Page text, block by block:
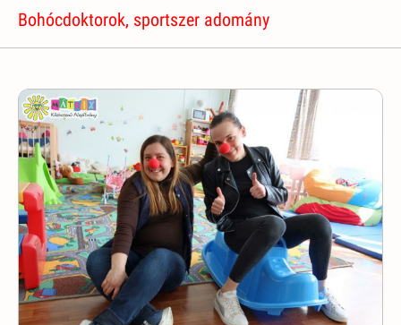
Bohócdoktorok, sportszer adomány